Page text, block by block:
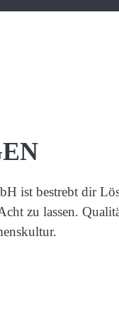
ist bestrebt dir
zu lassen.